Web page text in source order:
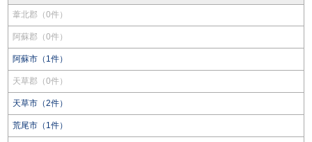
葦北郡（0件）
阿蘇郡（0件）
阿蘇市（1件）
天草郡（0件）
天草市（2件）
荒尾市（1件）